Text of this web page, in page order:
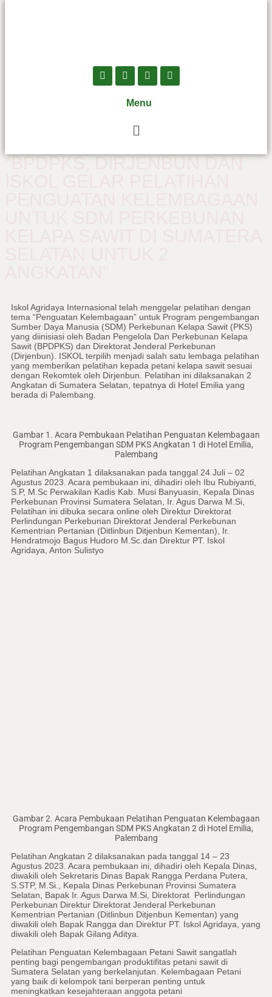
Menu
“BPDPKS, DIRJENBUN DAN
Iskol Agridaya Internasional telah menggelar pelatihan dengan
tema “Penguatan Kelembagaan” untuk Program pengembangan
Sumber Daya Manusia (SDM) Perkebunan Kelapa Sawit (PKS)
yang diinisiasi oleh Badan Pengelola Dan Perkebunan Kelapa
Sawit (BPDPKS) dan Direktorat Jenderal Perkebunan
(Dirjenbun). ISKOL terpilih menjadi salah satu lembaga pelatihan
yang memberikan pelatihan kepada petani kelapa sawit sesuai
dengan Rekomtek oleh Dirjenbun. Pelatihan ini dilaksanakan 2
Angkatan di Sumatera Selatan, tepatnya di Hotel Emilia yang
berada di Palembang.
Gambar 1. Acara Pembukaan Pelatihan Penguatan Kelembagaan
Program Pengembangan SDM PKS Angkatan 1 di Hotel Emilia,
Palembang
Pelatihan Angkatan 1 dilaksanakan pada tanggal 24 Juli – 02
Agustus 2023. Acara pembukaan ini, dihadiri oleh Ibu Rubiyanti,
S.P, M.Sc Perwakilan Kadis Kab. Musi Banyuasin, Kepala Dinas
Perkebunan Provinsi Sumatera Selatan, Ir. Agus Darwa M.Si,
Pelatihan ini dibuka secara online oleh Direktur Direktorat
Perlindungan Perkebunan Direktorat Jenderal Perkebunan
Kementrian Pertanian (Ditlinbun Ditjenbun Kementan), Ir.
Hendratmojo Bagus Hudoro M.Sc.dan Direktur PT. Iskol
Agridaya, Anton Sulistyo
Gambar 2. Acara Pembukaan Pelatihan Penguatan Kelembagaan
Program Pengembangan SDM PKS Angkatan 2 di Hotel Emilia,
Palembang
Pelatihan Angkatan 2 dilaksanakan pada tanggal 14 – 23
Agustus 2023. Acara pembukaan ini, dihadiri oleh Kepala Dinas,
diwakili oleh Sekretaris Dinas Bapak Rangga Perdana Putera,
S.STP, M.Si., Kepala Dinas Perkebunan Provinsi Sumatera
Selatan, Bapak Ir. Agus Darwa M.Si, Direktorat Perlindungan
Perkebunan Direktur Direktorat Jenderal Perkebunan
Kementrian Pertanian (Ditlinbun Ditjenbun Kementan) yang
diwakili oleh Bapak Rangga dan Direktur PT. Iskol Agridaya, yang
diwakili oleh Bapak Gilang Aditya.
Pelatihan Penguatan Kelembagaan Petani Sawit sangatlah
penting bagi pengembangan produktifitas petani sawit di
Sumatera Selatan yang berkelanjutan. Kelembagaan Petani
yang baik di kelompok tani berperan penting untuk
meningkatkan kesejahteraan anggota petani